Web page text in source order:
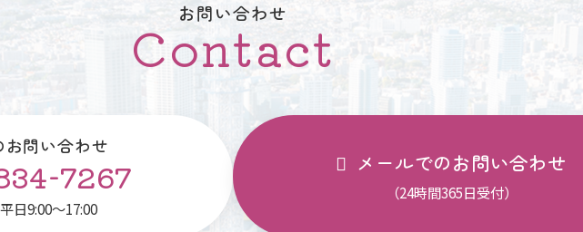
お問い合わせ
Contact
お問い合わせ
7267
日9:00～17:00
メールでのお問い合わせ
（24時間365日受付）